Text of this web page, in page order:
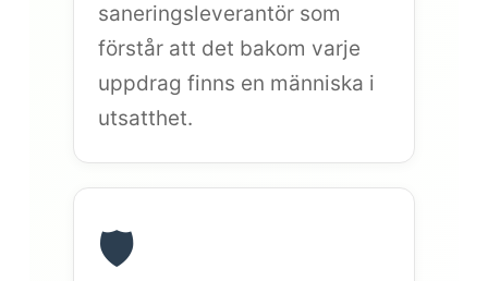
saneringsleverantör som
förstår att det bakom varje
uppdrag finns en människa i
utsatthet.
🛡️